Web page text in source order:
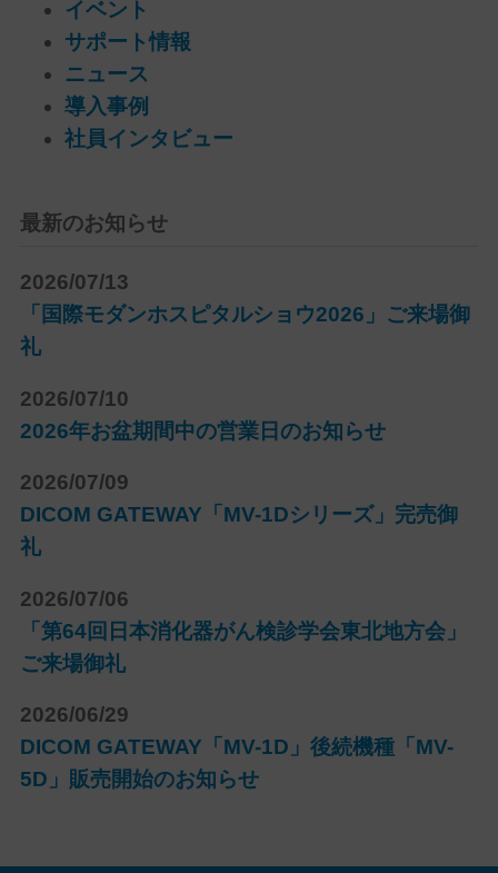
イベント
サポート情報
ニュース
導入事例
社員インタビュー
最新のお知らせ
2026/07/13
「国際モダンホスピタルショウ2026」ご来場御
礼
2026/07/10
2026年お盆期間中の営業日のお知らせ
2026/07/09
DICOM GATEWAY「MV-1Dシリーズ」完売御
礼
2026/07/06
「第64回日本消化器がん検診学会東北地方会」
ご来場御礼
2026/06/29
DICOM GATEWAY「MV-1D」後続機種「MV-
5D」販売開始のお知らせ